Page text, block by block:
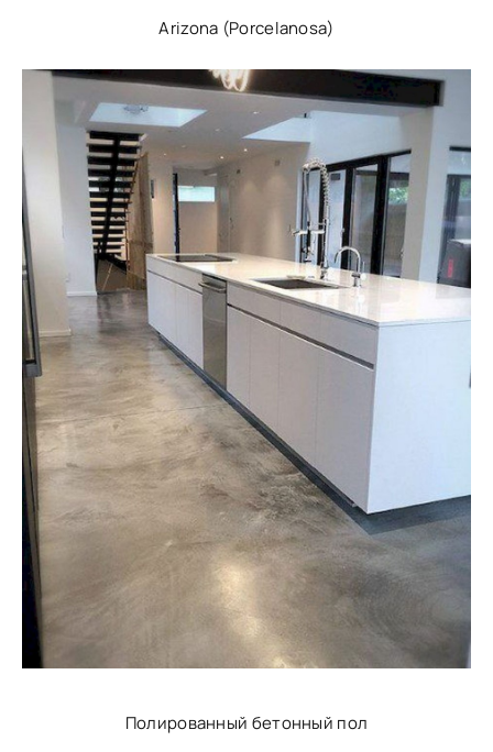
Arizona (Porcelanosa)
Полированный бетонный пол